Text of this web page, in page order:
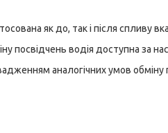
як до, так і після спливу
посвідчень водія доступна за
аналогічних умов обміну